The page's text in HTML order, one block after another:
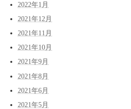
2022年1月
2021年12月
2021年11月
2021年10月
2021年9月
2021年8月
2021年6月
2021年5月